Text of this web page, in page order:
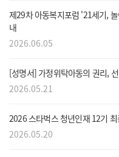
제29차 아동복지포럼 '21세기,
내
2026.06.05
[성명서] 가정위탁아동의 권리,
2026.05.21
2026 스타벅스 청년인재 12기
2026.05.20